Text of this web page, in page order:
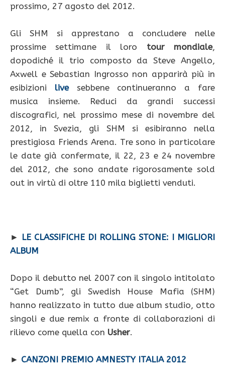
prossimo, 27 agosto del 2012.
Gli SHM si apprestano a concludere nelle
prossime settimane il loro tour mondiale,
dopodiché il trio composto da Steve Angello,
Axwell e Sebastian Ingrosso non apparirà più in
esibizioni livesebbene continueranno a fare
musica insieme. Reduci da grandi successi
discografici, nel prossimo mese di novembre del
2012, in Svezia, gli SHM si esibiranno nella
prestigiosa Friends Arena. Tre sono in particolare
le date già confermate, il 22, 23 e 24 novembre
del 2012, che sono andate rigorosamente sold
out in virtù di oltre 110 mila biglietti venduti.
► LE CLASSIFICHE DI ROLLING STONE: I MIGLIORI
ALBUM
Dopo il debutto nel 2007 con il singolo intitolato
“Get Dumb”, gli Swedish House Mafia (SHM)
hanno realizzato in tutto due album studio, otto
singoli e due remix a fronte di collaborazioni di
rilievo come quella con Usher.
► CANZONI PREMIO AMNESTY ITALIA 2012